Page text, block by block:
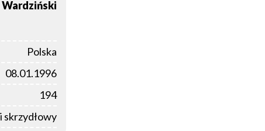
Wardziński
Polska
08.01.1996
194
skrzydłowy